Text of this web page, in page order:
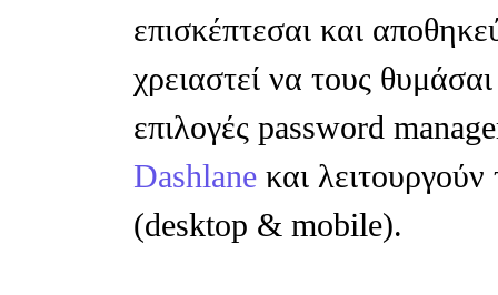
επισκέπτεσαι και
χρειαστεί να τους
επιλογές password
Dashlane και
(desktop & mobile).